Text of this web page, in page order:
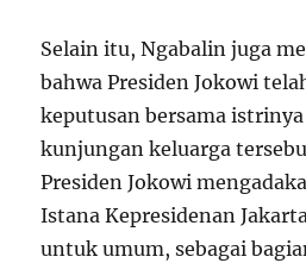
Selain itu, Ngabalin juga
bahwa Presiden Jokowi
keputusan bersama
kunjungan keluarga
Presiden Jokowi
Istana Kepresidenan
untuk umum, sebagai